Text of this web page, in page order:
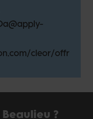
le floor, vous
les indicateurs
force de
votre équipe
succès
assurer une
cleor/offr
?